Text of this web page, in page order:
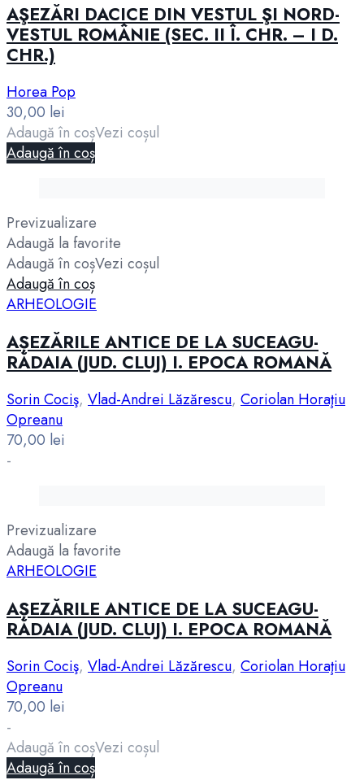
AŞEZĂRI DACICE DIN VESTUL ŞI NORD-
VESTUL ROMÂNIE (SEC. II Î. CHR. – I D.
CHR.)
Horea Pop
30,00 lei
Adaugă în coșVezi coșul
Adaugă în coș
Previzualizare
Adaugă la favorite
Adaugă în coșVezi coșul
Adaugă în coș
ARHEOLOGIE
AȘEZĂRILE ANTICE DE LA SUCEAGU-
RĂDAIA (JUD. CLUJ) I. EPOCA ROMANĂ
Sorin Cociş, Vlad-Andrei Lăzărescu, Coriolan Horaţiu
Opreanu
70,00 lei
-
Previzualizare
Adaugă la favorite
ARHEOLOGIE
AȘEZĂRILE ANTICE DE LA SUCEAGU-
RĂDAIA (JUD. CLUJ) I. EPOCA ROMANĂ
Sorin Cociş, Vlad-Andrei Lăzărescu, Coriolan Horaţiu
Opreanu
70,00 lei
-
Adaugă în coșVezi coșul
Adaugă în coș